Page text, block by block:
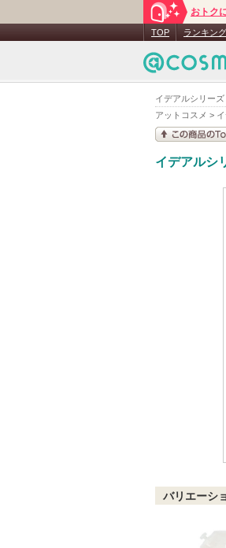
イデアルシリー
アットコスメ >
おトク
TOP ランキング
イデアルシ
バリエーシ